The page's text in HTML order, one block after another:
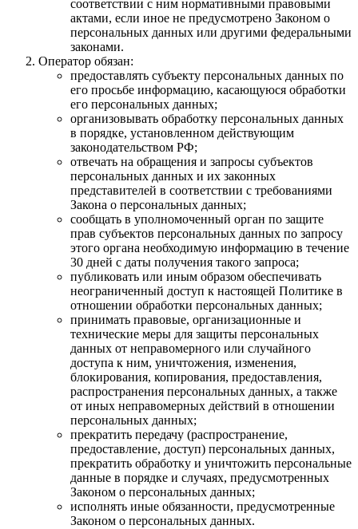
соответствии с ним нормативными правовыми
актами, если иное не предусмотрено Законом о
персональных данных или другими федеральными
законами.
Оператор обязан:
предоставлять субъекту персональных данных по
его просьбе информацию, касающуюся обработки
его персональных данных;
организовывать обработку персональных данных
в порядке, установленном действующим
законодательством РФ;
отвечать на обращения и запросы субъектов
персональных данных и их законных
представителей в соответствии с требованиями
Закона о персональных данных;
сообщать в уполномоченный орган по защите
прав субъектов персональных данных по запросу
этого органа необходимую информацию в течение
30 дней с даты получения такого запроса;
публиковать или иным образом обеспечивать
неограниченный доступ к настоящей Политике в
отношении обработки персональных данных;
принимать правовые, организационные и
технические меры для защиты персональных
данных от неправомерного или случайного
доступа к ним, уничтожения, изменения,
блокирования, копирования, предоставления,
распространения персональных данных, а также
от иных неправомерных действий в отношении
персональных данных;
прекратить передачу (распространение,
предоставление, доступ) персональных данных,
прекратить обработку и уничтожить персональные
данные в порядке и случаях, предусмотренных
Законом о персональных данных;
исполнять иные обязанности, предусмотренные
Законом о персональных данных.